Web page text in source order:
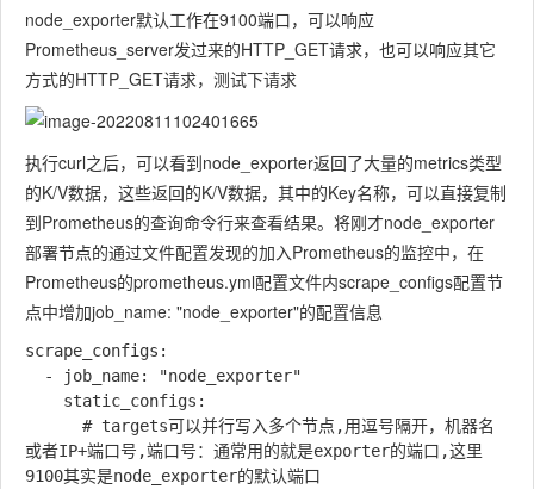
node_exporter默认工作在9100端口，可以响应
Prometheus_server发过来的HTTP_GET请求，也可以响应其它
方式的HTTP_GET请求，测试下请求
执行curl之后，可以看到node_exporter返回了大量的metrics类型
的K/V数据，这些返回的K/V数据，其中的Key名称，可以直接复制
到Prometheus的查询命令行来查看结果。将刚才node_exporter
部署节点的通过文件配置发现的加入Prometheus的监控中，在
Prometheus的prometheus.yml配置文件内scrape_configs配置节
点中增加job_name: "node_exporter"的配置信息
scrape_configs:
或者IP+端口号,端口号：通常用的就是exporter的端口,这里
9100其实是node_exporter的默认端口